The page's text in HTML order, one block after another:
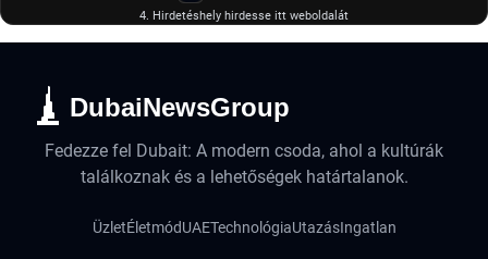
4. Hirdetéshely hirdesse itt weboldalát
DubaiNewsGroup
Fedezze fel Dubait: A modern csoda, ahol a kultúrák
találkoznak és a lehetőségek határtalanok.
ÜzletÉletmódUAETechnológiaUtazásIngatlan